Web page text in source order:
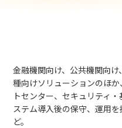
金融機関向け、公共機関向
種向けソリューションのほ
トセンター、セキュリティ
ステム導入後の保守、運用
ど。